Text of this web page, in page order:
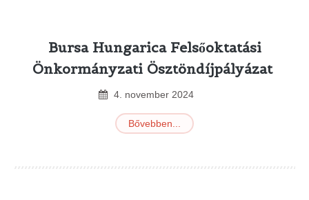
Bursa Hungarica Felsőoktatási
Önkormányzati Ösztöndíjpályázat
4 november 2024
Bővebben...